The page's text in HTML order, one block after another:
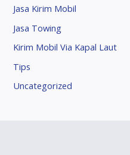
Jasa Kirim Mobil
Jasa Towing
Kirim Mobil Via Kapal Laut
Tips
Uncategorized